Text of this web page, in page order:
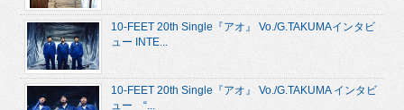
10-FEET 20th Single『アオ』 Vo./G.TAKUMAインタビ
ュー INTE...
10-FEET 20th Single『アオ』 Vo./G.TAKUMA インタビ
ュー “...